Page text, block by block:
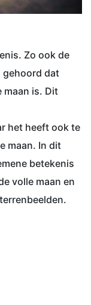
Zo ook de
gehoord dat
maan is. Dit
het heeft ook te
maan. In dit
betekenis
volle maan en